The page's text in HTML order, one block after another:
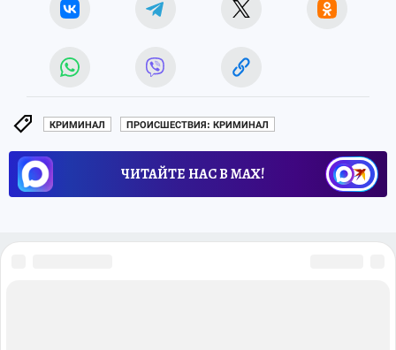
КРИМИНАЛ ПРОИСШЕСТВИЯ: КРИМИНАЛ
ЧИТАЙТЕ НАС В МАХ!